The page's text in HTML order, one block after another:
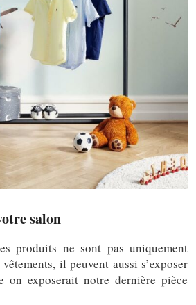
salon
produits ne sont pas uniquement
il peuvent aussi s’exposer
on exposerait notre dernière pièce